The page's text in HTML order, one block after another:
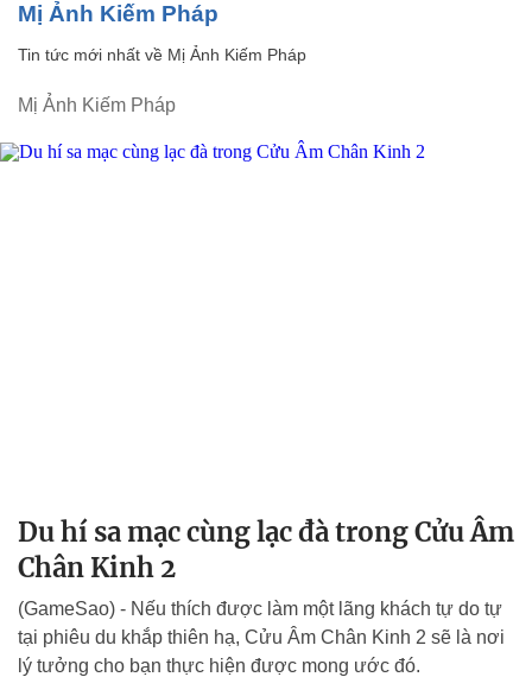
Mị Ảnh Kiếm Pháp
Tin tức mới nhất về Mị Ảnh Kiếm Pháp
Mị Ảnh Kiếm Pháp
Du hí sa mạc cùng lạc đà trong Cửu Âm
Chân Kinh 2
(GameSao) - Nếu thích được làm một lãng khách tự do tự
tại phiêu du khắp thiên hạ, Cửu Âm Chân Kinh 2 sẽ là nơi
lý tưởng cho bạn thực hiện được mong ước đó.